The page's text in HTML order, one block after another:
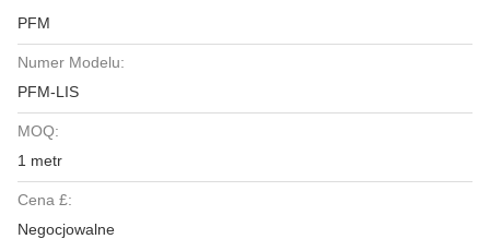
PFM
Numer Modelu:
PFM-LIS
MOQ:
1 metr
Cena £:
Negocjowalne